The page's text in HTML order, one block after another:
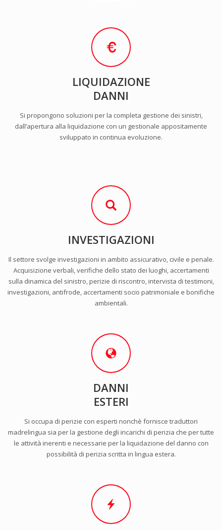
LIQUIDAZIONE
DANNI
Si propongono soluzioni per la completa gestione dei sinistri,
dall’apertura alla liquidazione con un gestionale appositamente
sviluppato in continua evoluzione.
INVESTIGAZIONI
Il settore svolge investigazioni in ambito assicurativo, civile e penale.
Acquisizione verbali, verifiche dello stato dei luoghi, accertamenti
sulla dinamica del sinistro, perizie di riscontro, intervista di testimoni,
investigazioni, antifrode, accertamenti socio patrimoniale e bonifiche
ambientali.
DANNI
ESTERI
Si occupa di perizie con esperti nonchè fornisce traduttori
madrelingua sia per la gestione degli incarichi di perizia che per tutte
le attività inerenti e necessarie per la liquidazione del danno con
possibilità di perizia scritta in lingua estera.